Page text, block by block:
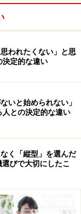
を使い切るまで膨
まで増加する
われたくない」と思
決定的な違い
いと始められない」
人との決定的な違い
く「縦型」を選んだ
びで大切にしたこ